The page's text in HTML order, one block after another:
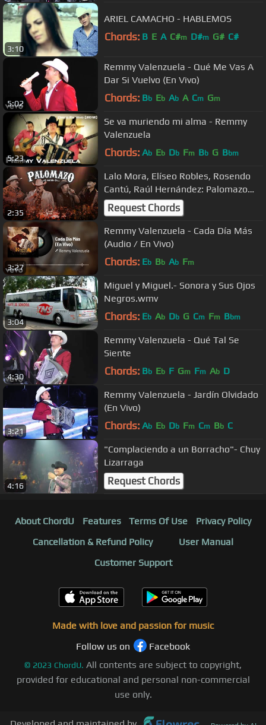
3:10
ARIEL CAMACHO - HABLEMOS
Chords: B E A C#m D#m G# C#
5:02
Remmy Valenzuela - Qué Me Vas A
Dar Si Vuelvo (En Vivo)
Chords: Bb Eb Ab A Cm Gm
5:23
Se va muriendo mi alma - Remmy
Valenzuela
Chords: Ab Eb Db Fm Bb G Bbm
2:35
Lalo Mora, Elíseo Robles, Rosendo
Cantú, Raúl Hernández: Palomazo
Norteño (Album Completo)
Request Chords
3:27
Remmy Valenzuela - Cada Día Más
(Audio / En Vivo)
Chords: Eb Bb Ab Fm
3:04
Miguel y Miguel.- Sonora y Sus Ojos
Negros.wmv
Chords: Eb Ab Db G Cm Fm Bbm
4:30
Remmy Valenzuela - Qué Tal Se
Siente
Chords: Bb Eb F Gm Fm Ab D
3:21
Remmy Valenzuela - Jardín Olvidado
(En Vivo)
Chords: Ab Eb Db Fm Cm Bb C
4:16
"Complaciendo a un Borracho"- Chuy
Lizarraga
Request Chords
About ChordU Features Terms Of Use
Privacy Policy
Cancellation & Refund Policy
User Manual
Customer Support
Made with love and passion for music
Follow us on
Facebook
© 2023 ChordU. All contents are subject to copyright,
provided for educational and personal non-commercial
use only.